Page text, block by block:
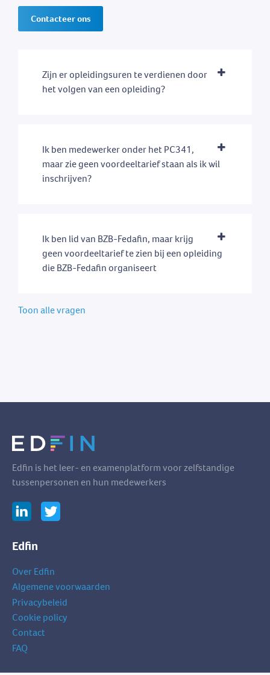
Contacteer ons
Zijn er opleidingsuren te verdienen door
het volgen van een opleiding?
Ik ben medewerker onder het PC341,
maar zie geen voordeeltarief staan als ik wil
inschrijven?
Ik ben lid van BZB-Fedafin, maar krijg
geen voordeeltarief te zien bij een opleiding
die BZB-Fedafin organiseert
Toon alle vragen
Edfin is het leer- en examenplatform voor zelfstandige
tussenpersonen en hun medewerkers
Edfin
Over Edfin
Algemene voorwaarden
Privacybeleid
Cookie policy
Contact
FAQ